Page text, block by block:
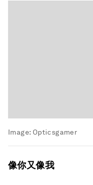
Image: Opticsgamer
像你又像我